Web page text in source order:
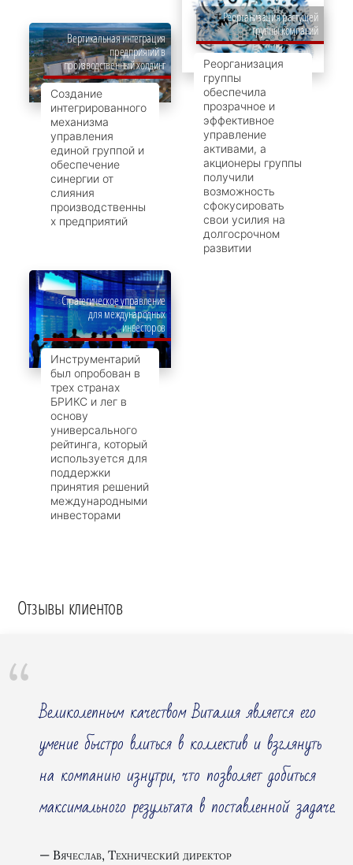
Реорганизация растущей
группы компаний
Реорганизация
группы
обеспечила
прозрачное и
эффективное
управление
активами, а
акционеры группы
получили
возможность
сфокусировать
свои усилия на
долгосрочном
развитии
Вертикальная интеграция
предприятий в
производственный холдинг
Создание
интегрированного
механизма
управления
единой группой и
обеспечение
синергии от
слияния
производственны
х предприятий
Стратегическое управление
для международных
инвесторов
Инструментарий
был опробован в
трех странах
БРИКС и лег в
основу
универсального
рейтинга, который
используется для
поддержки
принятия решений
международными
инвесторами
Отзывы клиентов
Великолепным качеством Виталия является его
умение быстро влиться в коллектив и взглянуть
на компанию изнутри, что позволяет добиться
максимального результата в поставленной задаче.
Вячеслав, Технический директор